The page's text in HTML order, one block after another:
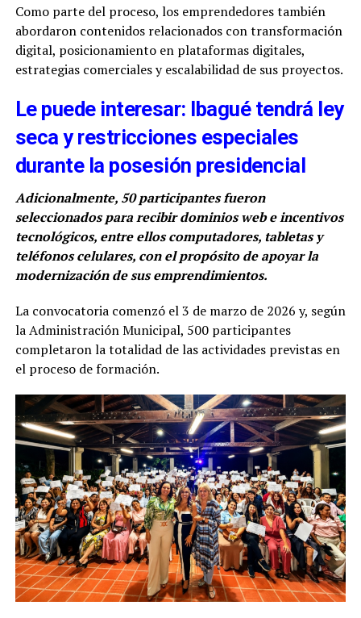
Como parte del proceso, los emprendedores también
abordaron contenidos relacionados con transformación
digital, posicionamiento en plataformas digitales,
estrategias comerciales y escalabilidad de sus proyectos.
Le puede interesar: Ibagué tendrá ley
seca y restricciones especiales
durante la posesión presidencial
Adicionalmente, 50 participantes fueron
seleccionados para recibir dominios web e incentivos
tecnológicos, entre ellos computadores, tabletas y
teléfonos celulares, con el propósito de apoyar la
modernización de sus emprendimientos.
La convocatoria comenzó el 3 de marzo de 2026 y, según
la Administración Municipal, 500 participantes
completaron la totalidad de las actividades previstas en
el proceso de formación.